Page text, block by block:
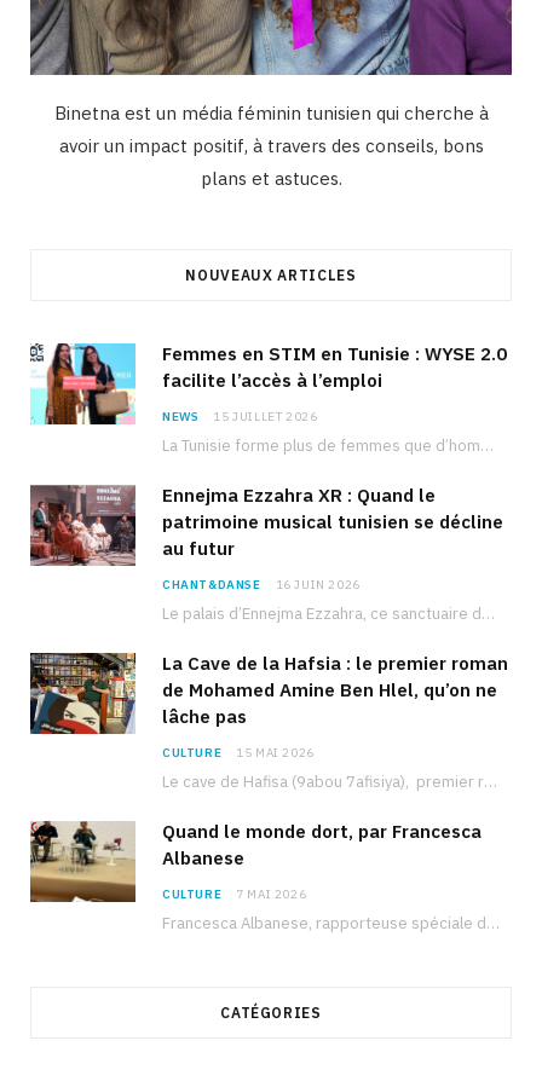
Binetna est un média féminin tunisien qui cherche à
avoir un impact positif, à travers des conseils, bons
plans et astuces.
NOUVEAUX ARTICLES
Femmes en STIM en Tunisie : WYSE 2.0
facilite l’accès à l’emploi
NEWS 15 JUILLET 2026
La Tunisie forme plus de femmes que d’hommes dans les filières scientifiques. Pourtant, pour beaucoup…
Ennejma Ezzahra XR : Quand le
patrimoine musical tunisien se décline
au futur
CHANT&DANSE 16 JUIN 2026
Le palais d’Ennejma Ezzahra, ce sanctuaire de la musique tunisienne et méditerranéenne construit par le…
La Cave de la Hafsia : le premier roman
de Mohamed Amine Ben Hlel, qu’on ne
lâche pas
CULTURE 15 MAI 2026
Le cave de Hafisa (9abou 7afisiya), premier roman du journaliste tunisien Mohamed Amine Ben Hlel,…
Quand le monde dort, par Francesca
Albanese
CULTURE 7 MAI 2026
Francesca Albanese, rapporteuse spéciale de l’ONU sur les territoires palestiniens occupés, était à Tunis pour…
CATÉGORIES